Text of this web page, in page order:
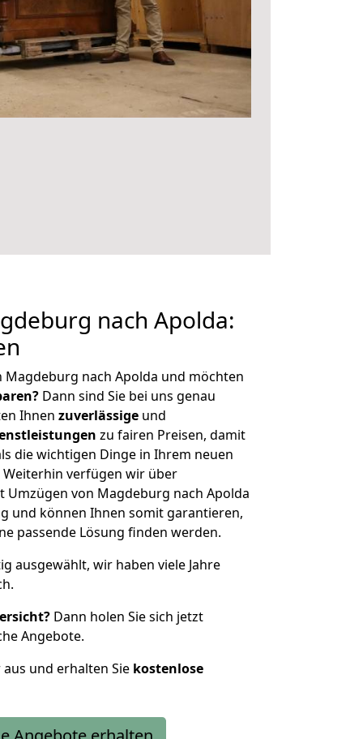
nach Apolda:
Magdeburg nach Apolda und möchten
Dann sind Sie bei uns genau
Ihnen zuverlässige und
zu fairen Preisen, damit
die wichtigen Dinge in Ihrem neuen
verfügen wir über
von Magdeburg nach Apolda
und können Ihnen somit garantieren,
passende Lösung finden werden.
ausgewählt, wir haben viele Jahre
Dann holen Sie sich jetzt
Angebote.
und erhalten Sie kostenlose